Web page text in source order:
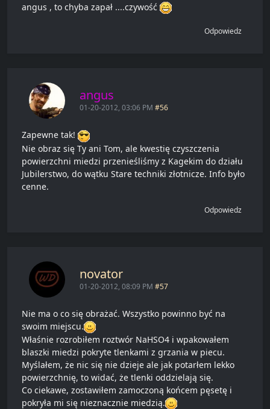
angus , to chyba zapał ....czywość
Odpowiedz
angus
01-20-2012, 03:06 PM #56
Zapewne tak!
Nie obraz się Ty ani Tom, ale kwestię czyszczenia
powierzchni miedzi przenieśliśmy z Kagekim do działu
Jubilerstwo, do wątku Stare techniki złotnicze. Info było
cenne.
Odpowiedz
novator
01-20-2012, 08:09 PM #57
Nie ma o co się obrażać. Wszystko powinno być na
swoim miejscu.
Właśnie rozrobiłem roztwór NaHSO4 i wpakowałem
blaszki miedzi pokryte tlenkami z grzania w piecu.
Myślałem, że nic się nie dzieje ale jak potarłem lekko
powierzchnię, to widać, że tlenki oddzielają się.
Co ciekawe, zostawiłem zamoczoną końcem pęsetę i
pokryła mi się nieznacznie miedzią.